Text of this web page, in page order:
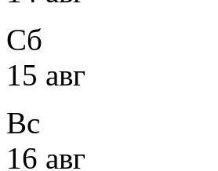
Сб
15 авг
Вс
16 авг